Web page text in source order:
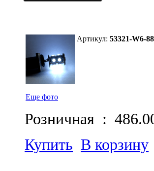
Еще фото
Артикул: 53321-W6-
Розничная :
Купить В корзину